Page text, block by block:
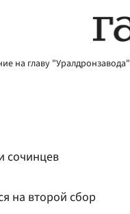
на главу "Уралдронзавода"
сочинцев
на второй сбор